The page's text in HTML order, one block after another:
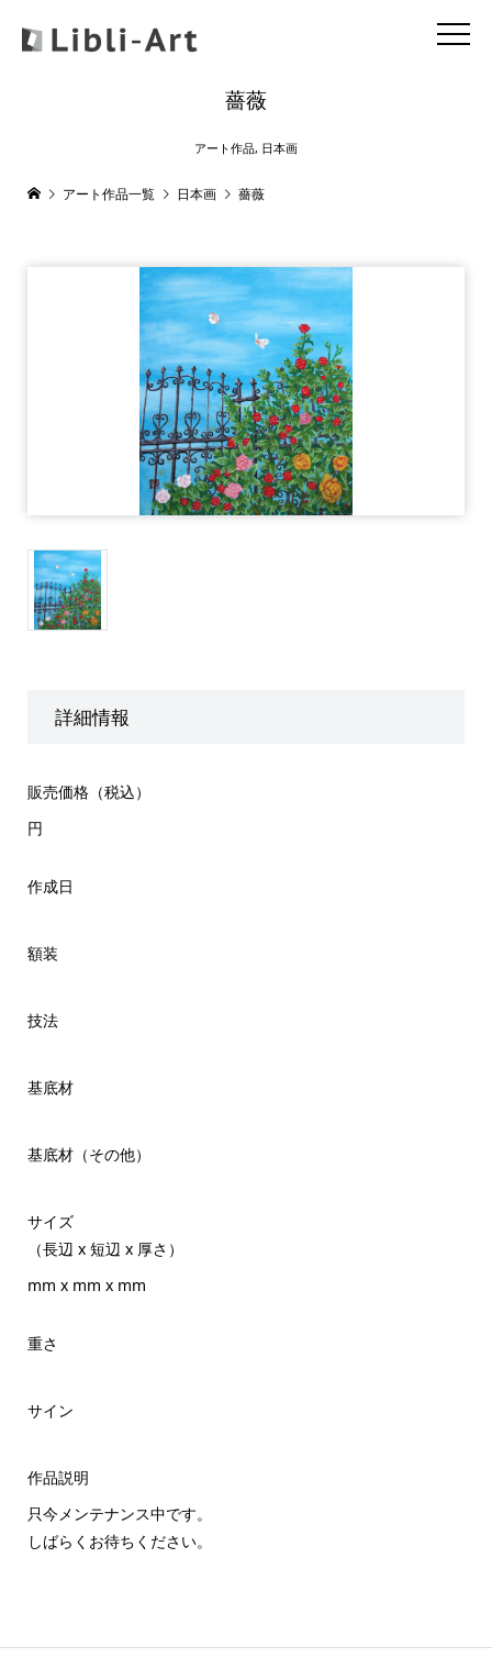
薔薇
アート作品, 日本画
アート作品一覧 日本画 薔薇
詳細情報
販売価格（税込）
円
作成日
額装
技法
基底材
基底材（その他）
サイズ
（長辺 x 短辺 x 厚さ）
mm x mm x mm
重さ
サイン
作品説明
只今メンテナンス中です。
しばらくお待ちください。